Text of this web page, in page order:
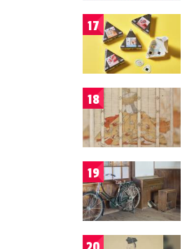
17
18
19